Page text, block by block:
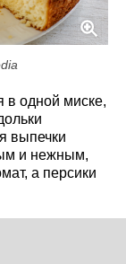
в одной миске,
выпечки
и нежным,
а персики